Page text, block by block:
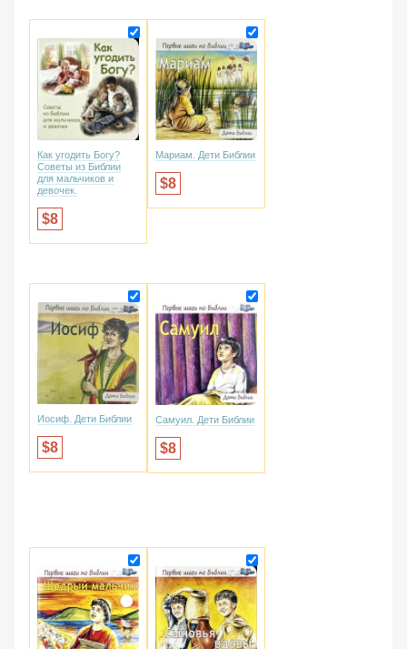
Как угодить Богу?
Советы из Библии
для мальчиков и
девочек.
8
Мариам. Дети Библии
8
Иосиф. Дети Библии
8
Самуил. Дети Библии
8